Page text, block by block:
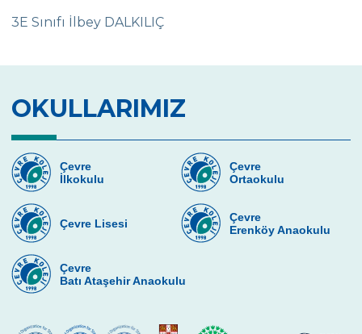
Mustafa KIN
Tugce Tuzkaya
Güldeniz Sungar
Göknil Yaman
Çiğdem Ünver (Ilgın Ünver)
Ahu Güreli (Gülce Güreli-Zeynep Güreli)
Menekşe Sınmaz (Damla Sınmaz)
3E Sınıfı İlbey DALKILIÇ
OKULLARIMIZ
Çevre
İlkokulu
Çevre
Ortaokulu
Çevre Lisesi
Çevre
Erenköy Anaokulu
Çevre
Batı Ataşehir Anaokulu